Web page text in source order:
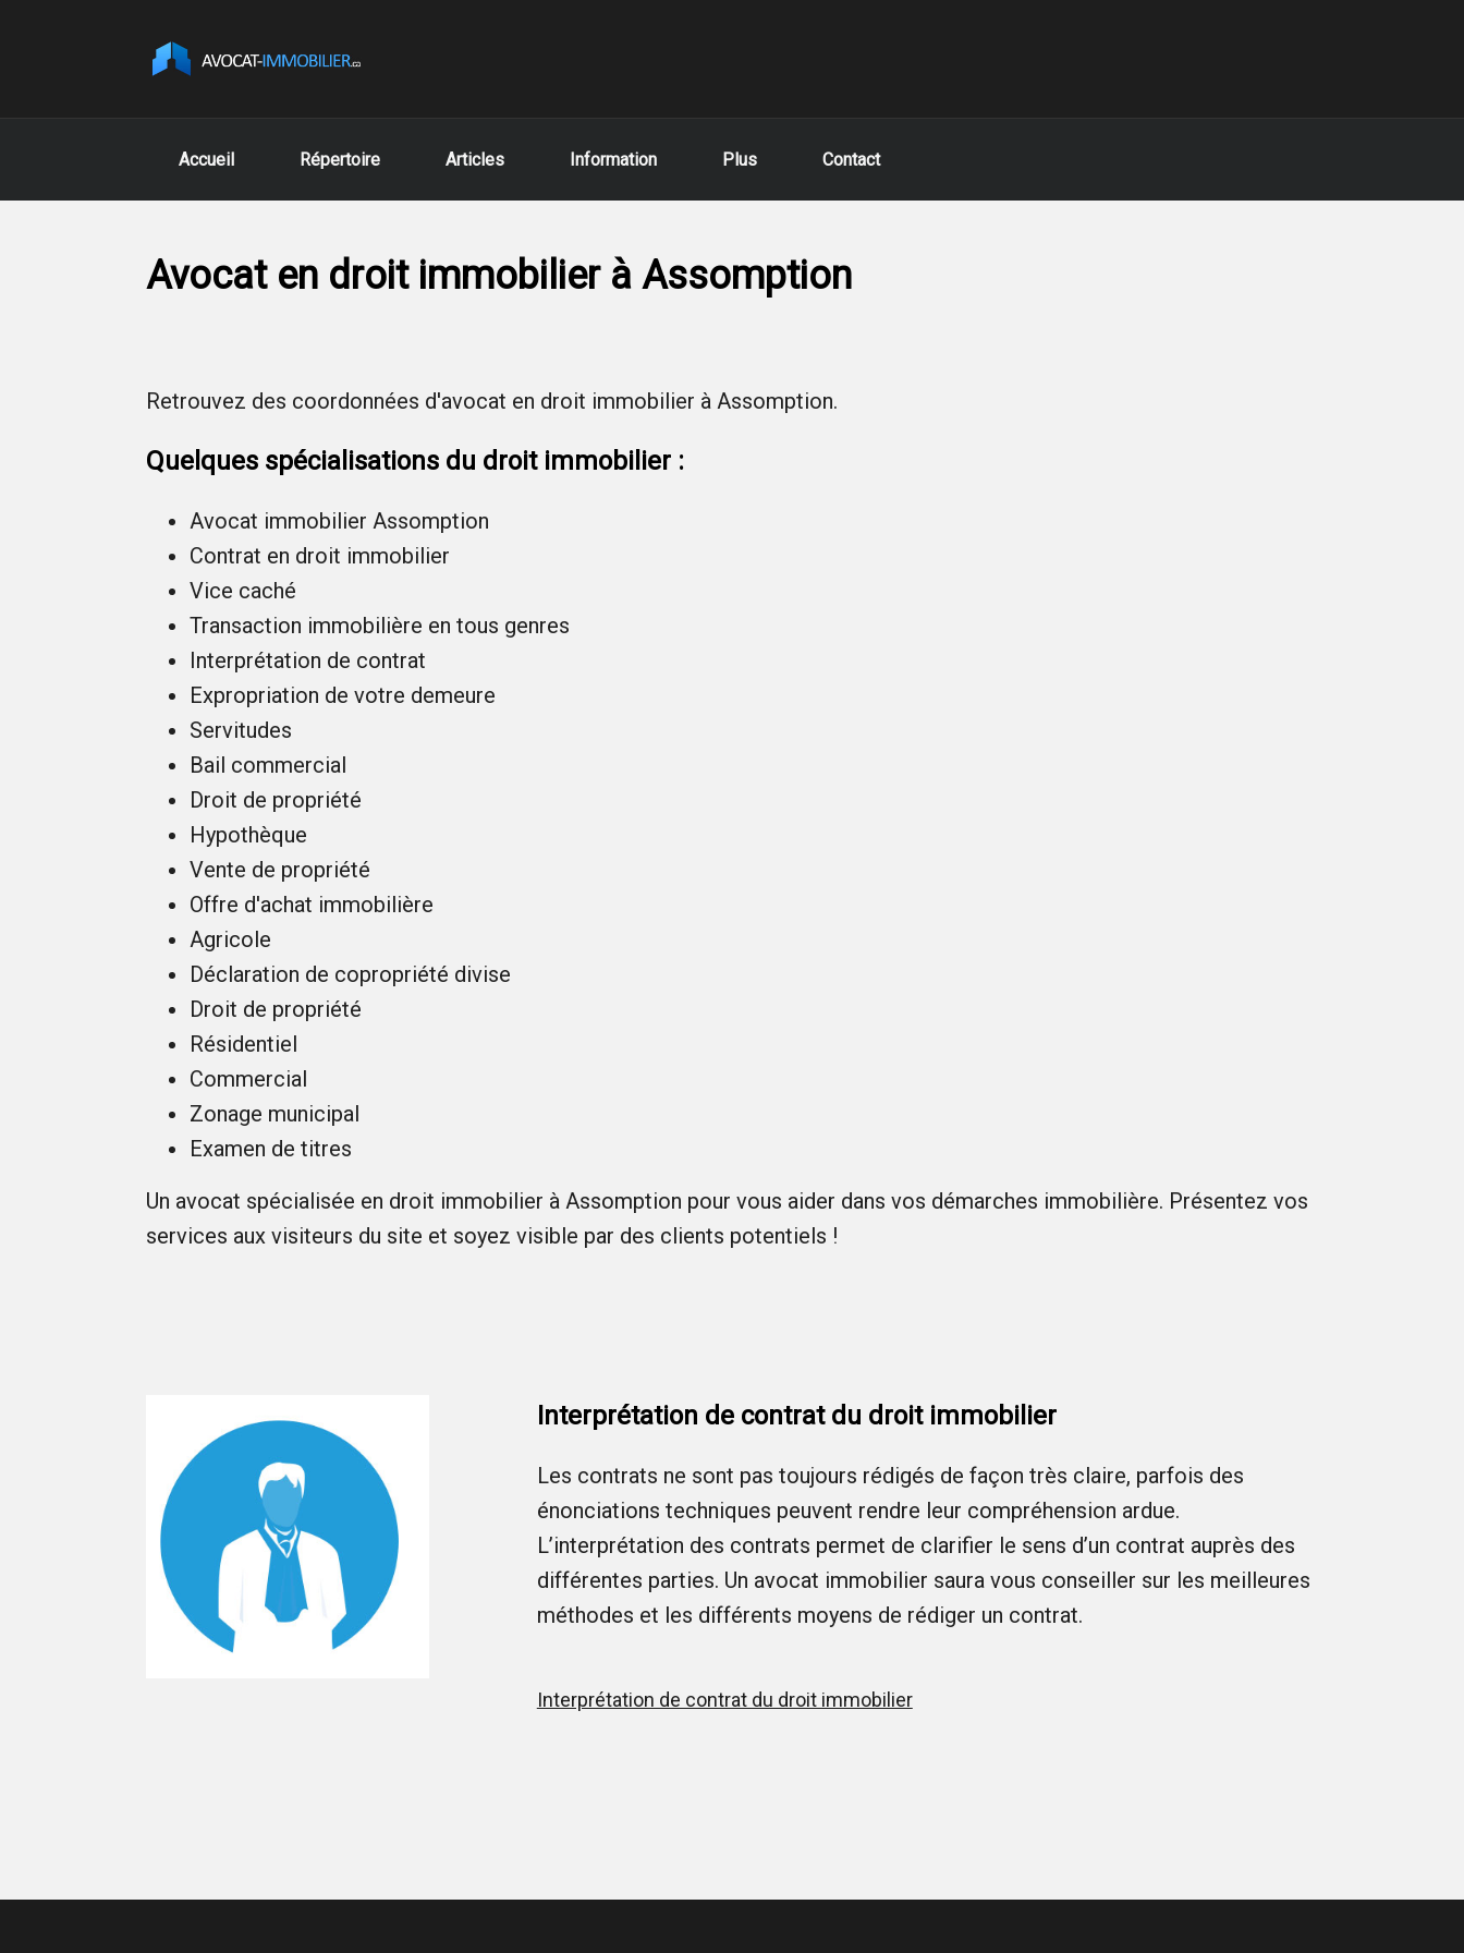
Accueil Répertoire Articles Information Plus Contact
Avocat en droit immobilier à Assomption
Retrouvez des coordonnées d'avocat en droit immobilier à Assomption.
Quelques spécialisations du droit immobilier :
Avocat immobilier Assomption
Contrat en droit immobilier
Vice caché
Transaction immobilière en tous genres
Interprétation de contrat
Expropriation de votre demeure
Servitudes
Bail commercial
Droit de propriété
Hypothèque
Vente de propriété
Offre d'achat immobilière
Agricole
Déclaration de copropriété divise
Droit de propriété
Résidentiel
Commercial
Zonage municipal
Examen de titres
Un avocat spécialisée en droit immobilier à Assomption pour vous aider dans vos démarches immobilière. Présentez vos
services aux visiteurs du site et soyez visible par des clients potentiels !
Interprétation de contrat du droit immobilier
Les contrats ne sont pas toujours rédigés de façon très claire, parfois des
énonciations techniques peuvent rendre leur compréhension ardue.
L’interprétation des contrats permet de clarifier le sens d’un contrat auprès des
différentes parties. Un avocat immobilier saura vous conseiller sur les meilleures
méthodes et les différents moyens de rédiger un contrat.
Interprétation de contrat du droit immobilier